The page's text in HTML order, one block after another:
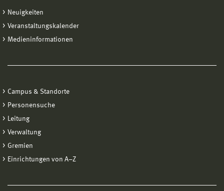
Neuigkeiten
Veranstaltungskalender
Medieninformationen
Campus & Standorte
Personensuche
Leitung
Verwaltung
Gremien
Einrichtungen von A−Z